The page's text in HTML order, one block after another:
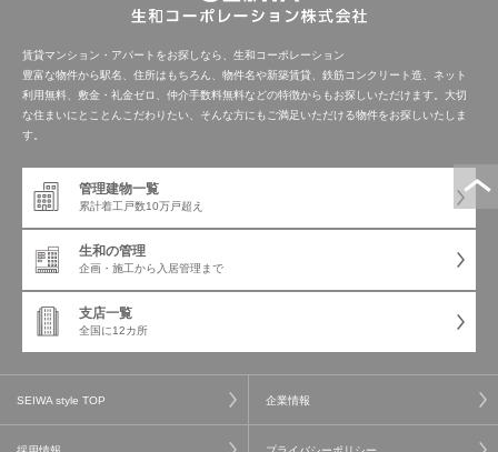
賃貸マンション・アパートをお探しなら、生和コーポレーション
豊富な物件から駅名、住所はもちろん、物件名や新築賃貸、鉄筋コンクリート造、ネット
利用無料、敷金・礼金ゼロ、仲介手数料無料などの特徴からもお探しいただけます。大切
な住まいにとことんこだわりたい、そんな方にもご満足いただける物件をお探しいたしま
す。
管理建物一覧
累計着工戸数10万戸超え
生和の管理
企画・施工から 入居管理まで
支店一覧
全国に12カ所
SEIWA style TOP 企業情報